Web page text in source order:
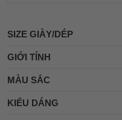
SIZE GIÀY/DÉP
GIỚI TÍNH
MÀU SẮC
KIỂU DÁNG